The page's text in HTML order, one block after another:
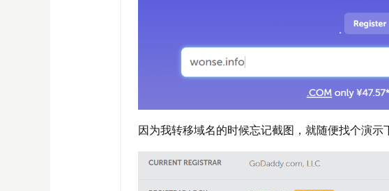
因为我转移域名的时候忘记截图，就随便找个演示